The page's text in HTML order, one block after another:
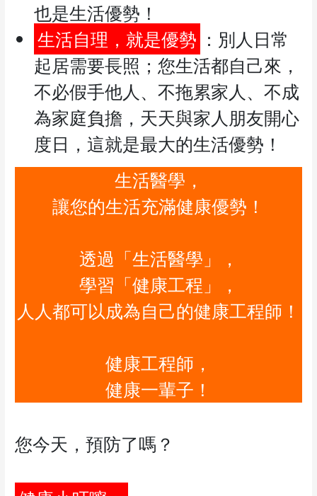
也是生活優勢！
生活自理，就是優勢 ：別人日常
起居需要長照；您生活都自己來，
不必假手他人、不拖累家人、不成
為家庭負擔，天天與家人朋友開心
度日，這就是最大的生活優勢！
生活醫學，
讓您的生活充滿健康優勢！
透過「生活醫學」，
學習「健康工程」，
人人都可以成為自己的健康工程師！
健康工程師，
健康一輩子！
您今天，預防了嗎？